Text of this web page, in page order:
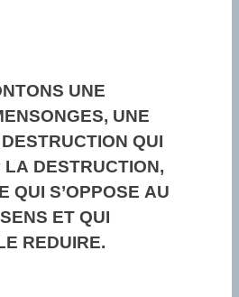
UNE
UNE
QUI
DESTRUCTION,
QUI S’OPPOSE AU
ET QUI
REDUIRE.